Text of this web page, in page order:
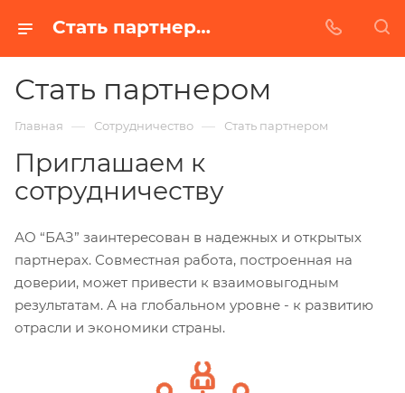
Стать партнером
Стать партнером
Главная — Сотрудничество — Стать партнером
Приглашаем к
сотрудничеству
АО “БАЗ” заинтересован в надежных и открытых
партнерах. Совместная работа, построенная на
доверии, может привести к взаимовыгодным
результатам. А на глобальном уровне - к развитию
отрасли и экономики страны.